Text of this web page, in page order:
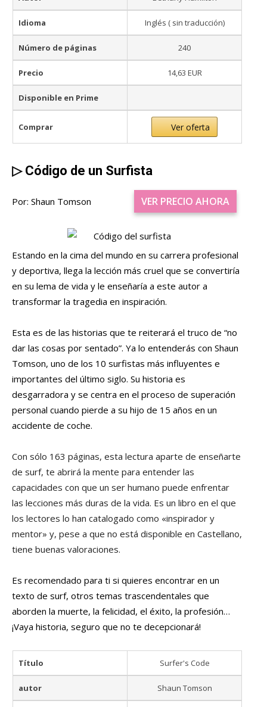
Idioma Inglés ( sin traducción)
Número de páginas 240
Precio 14,63 EUR
Disponible en Prime
Comprar Ver oferta
▷ Código de un Surfista
Por: Shaun Tomson VER PRECIO AHORA
Estando en la cima del mundo en su carrera profesional
y deportiva, llega la lección más cruel que se convertiría
en su lema de vida y le enseñaría a este autor a
transformar la tragedia en inspiración.
Esta es de las historias que te reiterará el truco de “no
dar las cosas por sentado”. Ya lo entenderás con Shaun
Tomson, uno de los 10 surfistas más influyentes e
importantes del último siglo. Su historia es
desgarradora y se centra en el proceso de superación
personal cuando pierde a su hijo de 15 años en un
accidente de coche.
Con sólo 163 páginas, esta lectura aparte de enseñarte
de surf, te abrirá la mente para entender las
capacidades con que un ser humano puede enfrentar
las lecciones más duras de la vida. Es un libro en el que
los lectores lo han catalogado como «inspirador y
mentor» y, pese a que no está disponible en Castellano,
tiene buenas valoraciones.
Es recomendado para ti si quieres encontrar en un
texto de surf, otros temas trascendentales que
aborden la muerte, la felicidad, el éxito, la profesión…
¡Vaya historia, seguro que no te decepcionará!
Título Surfer's Code
autor Shaun Tomson